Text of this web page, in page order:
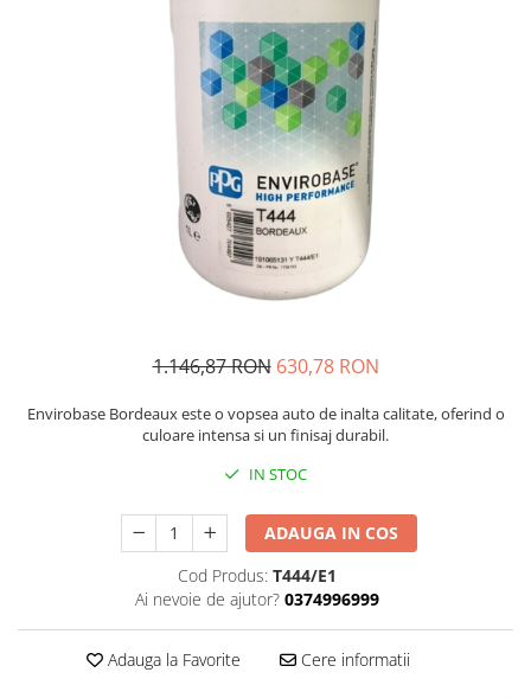
1.146,87 RON 630,78 RON
Envirobase Bordeaux este o vopsea auto de inalta calitate, oferind o
culoare intensa si un finisaj durabil.
IN STOC
ADAUGA IN COS
Cod Produs: T444/E1
Ai nevoie de ajutor? 0374996999
Adauga la Favorite Cere informatii